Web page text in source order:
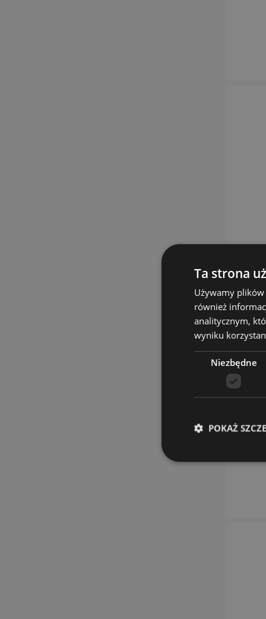
Ta strona
Używamy
również
analitycznym,
wyniku
Niezbędne
POKAŻ